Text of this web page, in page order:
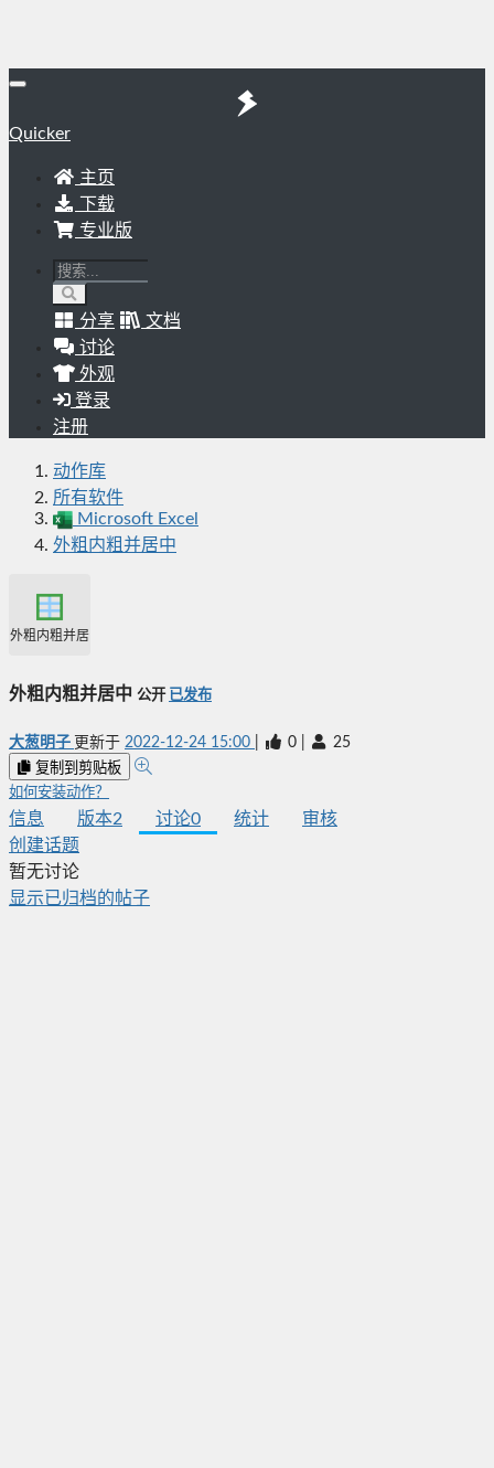
Quicker
主页
下载
专业版
分享
文档
讨论
外观
登录
注册
动作库
所有软件
Microsoft Excel
外粗内粗并居中
外粗内粗并居中
外粗内粗并居中 公开 已发布
大葱明子 更新于 2022-12-24 15:00 0 25
复制到剪贴板
如何安装动作？
信息 版本2 讨论0 统计
审核
创建话题
暂无讨论
显示已归档的帖子